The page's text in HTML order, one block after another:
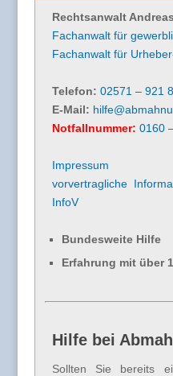
Rechtsanwalt
Fachanwalt für
Fachanwalt für
Telefon: 02571 – 921
E-Mail:
Notfallnummer: 0160
Impressum
vorvertragliche
InfoV
Bundesweite Hilfe
Erfahrung mit über
Hilfe bei
Sollten Sie bereits